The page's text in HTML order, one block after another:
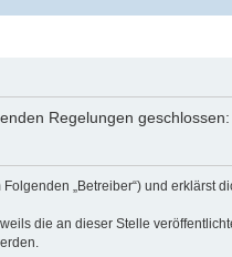
Regelungen geschlossen:
„Betreiber“) und erklärst
die an dieser Stelle